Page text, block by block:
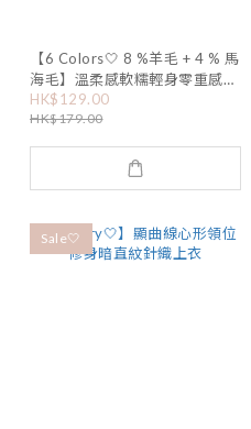
【6 Colors🤍 8 %羊毛 + 4 % 馬
海毛】溫柔感軟糯輕身零重感圓
領Cardigan
HK$129.00
HK$179.00
Sale🤍